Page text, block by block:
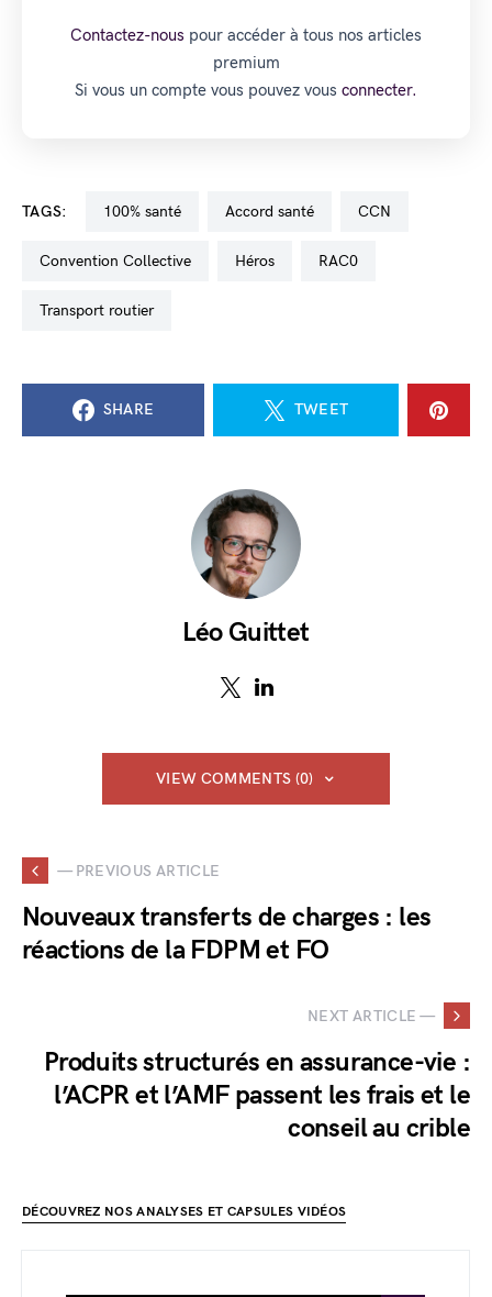
Contactez-nous pour accéder à tous nos articles
premium
Si vous un compte vous pouvez vous connecter.
TAGS: 100% santé accord santé CCN
Convention Collective Héros RAC0
transport routier
SHARE TWEET
Léo Guittet
VIEW COMMENTS (0)
— PREVIOUS ARTICLE
Nouveaux transferts de charges : les
réactions de la FDPM et FO
NEXT ARTICLE —
Produits structurés en assurance-vie :
l’ACPR et l’AMF passent les frais et le
conseil au crible
DÉCOUVREZ NOS ANALYSES ET CAPSULES VIDÉOS